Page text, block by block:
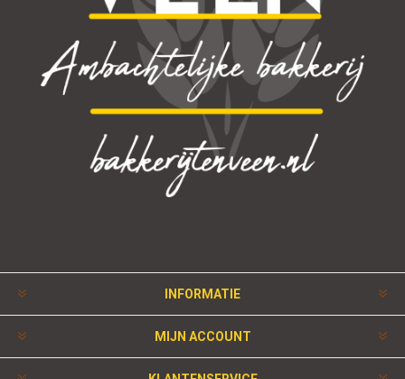
INFORMATIE
MIJN ACCOUNT